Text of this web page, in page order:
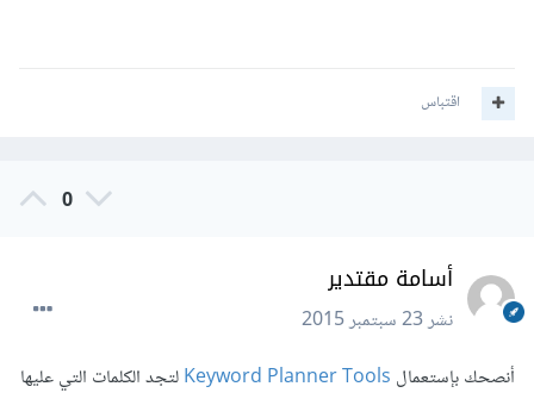
اقتباس
0
أسامة مقتدير
نشر23 سبتمبر 2015
أنصحك بإستعمال Keyword Planner Toolsلتجد الكلمات التي عليها